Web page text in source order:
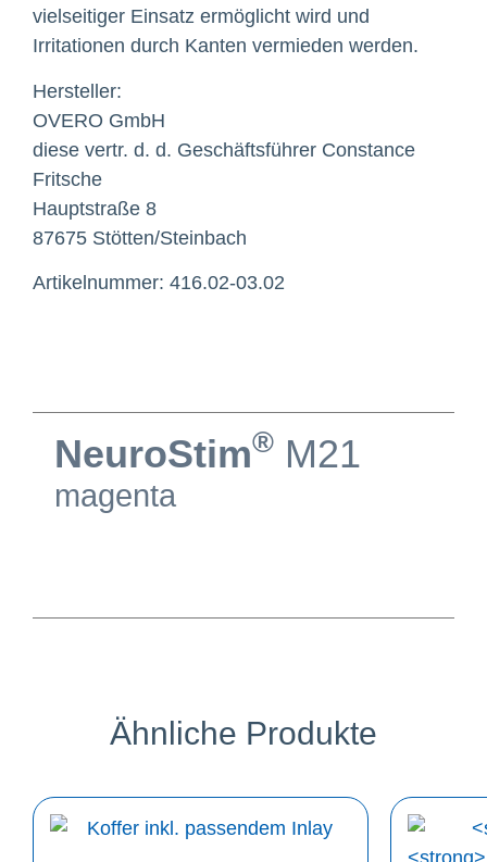
vielseitiger Einsatz ermöglicht wird und
Irritationen durch Kanten vermieden werden.
Hersteller:
OVERO GmbH
diese vertr. d. d. Geschäftsführer Constance
Fritsche
Hauptstraße 8
87675 Stötten/Steinbach
Artikelnummer: 416.02-03.02
NeuroStim® M21
magenta
Ähnliche Produkte